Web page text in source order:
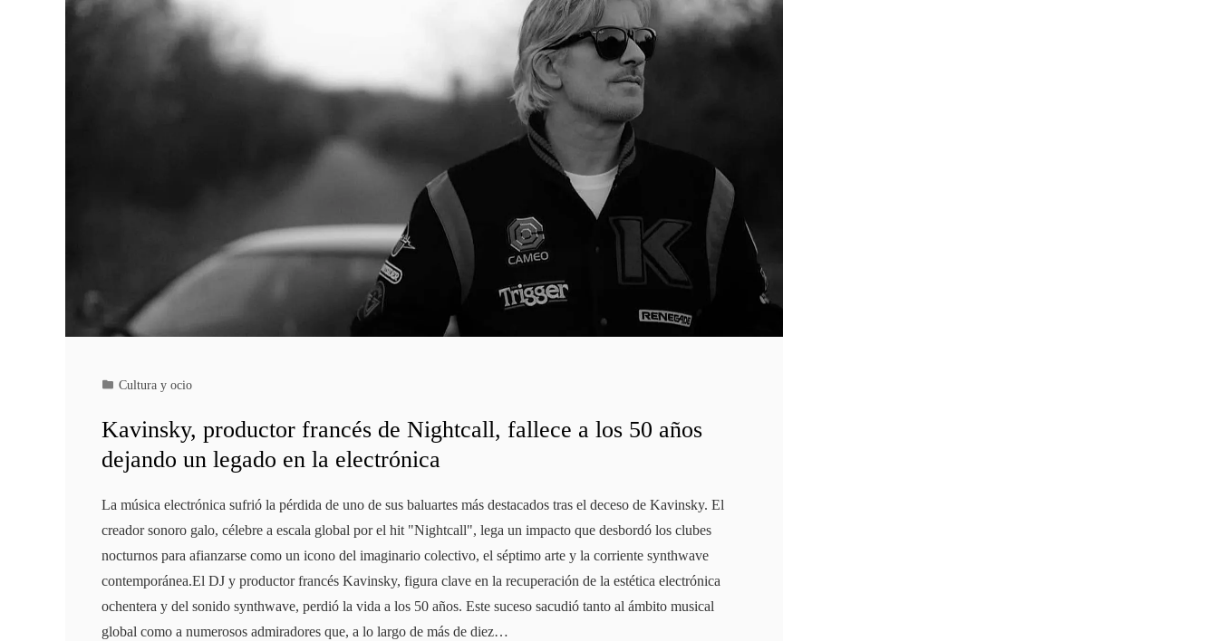
Cultura y ocio
Kavinsky, productor francés de Nightcall, fallece a los 50 años
dejando un legado en la electrónica
La música electrónica sufrió la pérdida de uno de sus baluartes más destacados tras el deceso de Kavinsky. El
creador sonoro galo, célebre a escala global por el hit "Nightcall", lega un impacto que desbordó los clubes
nocturnos para afianzarse como un icono del imaginario colectivo, el séptimo arte y la corriente synthwave
contemporánea.El DJ y productor francés Kavinsky, figura clave en la recuperación de la estética electrónica
ochentera y del sonido synthwave, perdió la vida a los 50 años. Este suceso sacudió tanto al ámbito musical
global como a numerosos admiradores que, a lo largo de más de diez…